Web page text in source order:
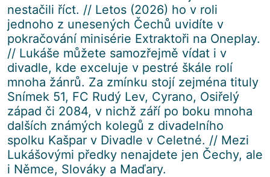
nestačili říct. // Letos (2026) ho v roli
jednoho z unesených Čechů uvidíte v
pokračování minisérie Extraktoři na Oneplay.
// Lukáše můžete samozřejmě vídat i v
divadle, kde exceluje v pestré škále rolí
mnoha žánrů. Za zmínku stojí zejména tituly
Snímek 51, FC Rudý Lev, Cyrano, Osiřelý
západ či 2084, v nichž září po boku mnoha
dalších známých kolegů z divadelního
spolku Kašpar v Divadle v Celetné. // Mezi
Lukášovými předky nenajdete jen Čechy, ale
i Němce, Slováky a Maďary.